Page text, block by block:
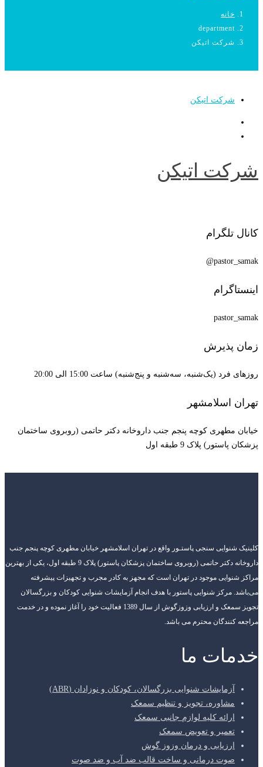
خانه
department
شرکت اتیکن
شرکت اتیکن
شرکت اتیکن
کانال تلگرام
pastor_samak@
اینستاگرام
pastor_samak
زمان پذیرش
روزهای فرد (یک‌شنبه، سه‌شنبه و پنج‌شنبه) ساعت 15:00 الی 20:00
تهران اسلامشهر
خیابان مطهری کوچه پنجم جنب داروخانه دکتر حاتمی (روبروی ساختمان
پزشکان پاستور) پلاک 9 طبقه اول
کلینیک شنوایی سنجی پاستـور واقع در تهران اسلامشهر خیابان مطهری کوچه پنجم جنب
داروخانه دکتر حاتمی (روبروی ساختمان پزشکان پاستور) پلاک 9 طبقه اول، یکی از بهترین
مراکز شنوایی موجود در تهران است که مجهز به کادر مجرب و تجهیزات پیشرفته
می‌باشد. مرکز شنوایی پاستور با هدف انجام آزمایشات شنوایی کودکان و بزرگسالان
تجویز سمعک و ارزیابی وزوزگوش از سال 1389 فعالیت خود را آغاز نموده و در خدمت
مراجعه کنندگان محترم می باشد.
خدمات ما
آزمایشات شنوایی بزرگسالان، کودکان و نوزادان (ABR)
مشاوره، تجویز و تنظیم سمعک
ارائه کلیه لوازم جانبی سمعک
تعمیر و تعویض سمعک
ارزیابی و درمان وزوز گوش
صوت درمانی و ساخت قالب ضد آب و ضد صوت